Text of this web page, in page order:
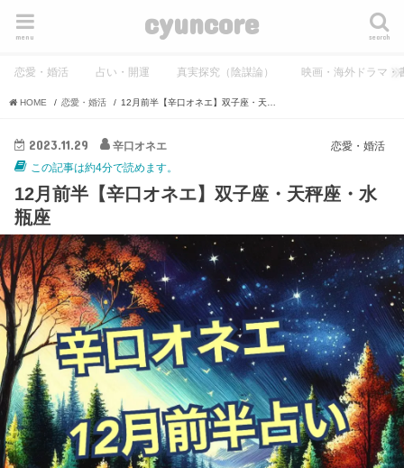
cyuncore search
menu
恋愛・婚活 占い・開運 真実探究（陰謀論） 映画・海外ドラマ・
HOME 恋愛・婚活
恋愛・婚活
2023.11.29
辛口オネエ
この記事は約4分で読めます。
12月前半【辛口オネエ】双子座・天秤座・水
瓶座